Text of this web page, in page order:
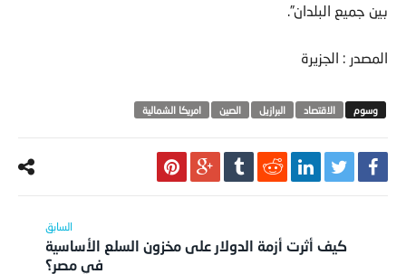
بين جميع البلدان”.
المصدر : الجزيرة
الاقتصاد البرازيل الصين امريكا الشمالية
كيف أثرت أزمة الدولار على مخزون السلع الأساسية
في مصر؟